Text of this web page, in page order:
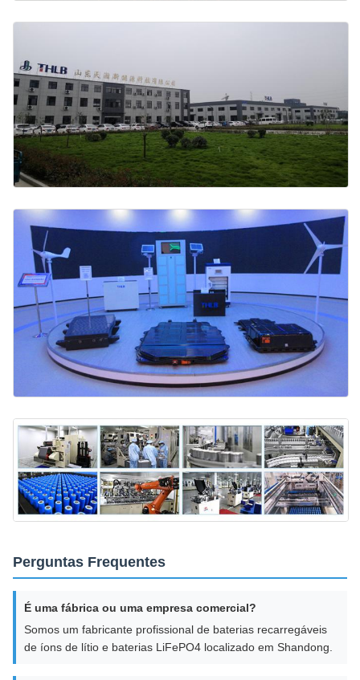
Perguntas Frequentes
É uma fábrica ou uma empresa comercial?
Somos um fabricante profissional de baterias recarregáveis
de íons de lítio e baterias LiFePO4 localizado em Shandong.